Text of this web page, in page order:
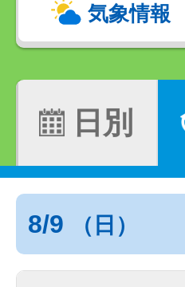
気象情報
日別
8/9 （日）